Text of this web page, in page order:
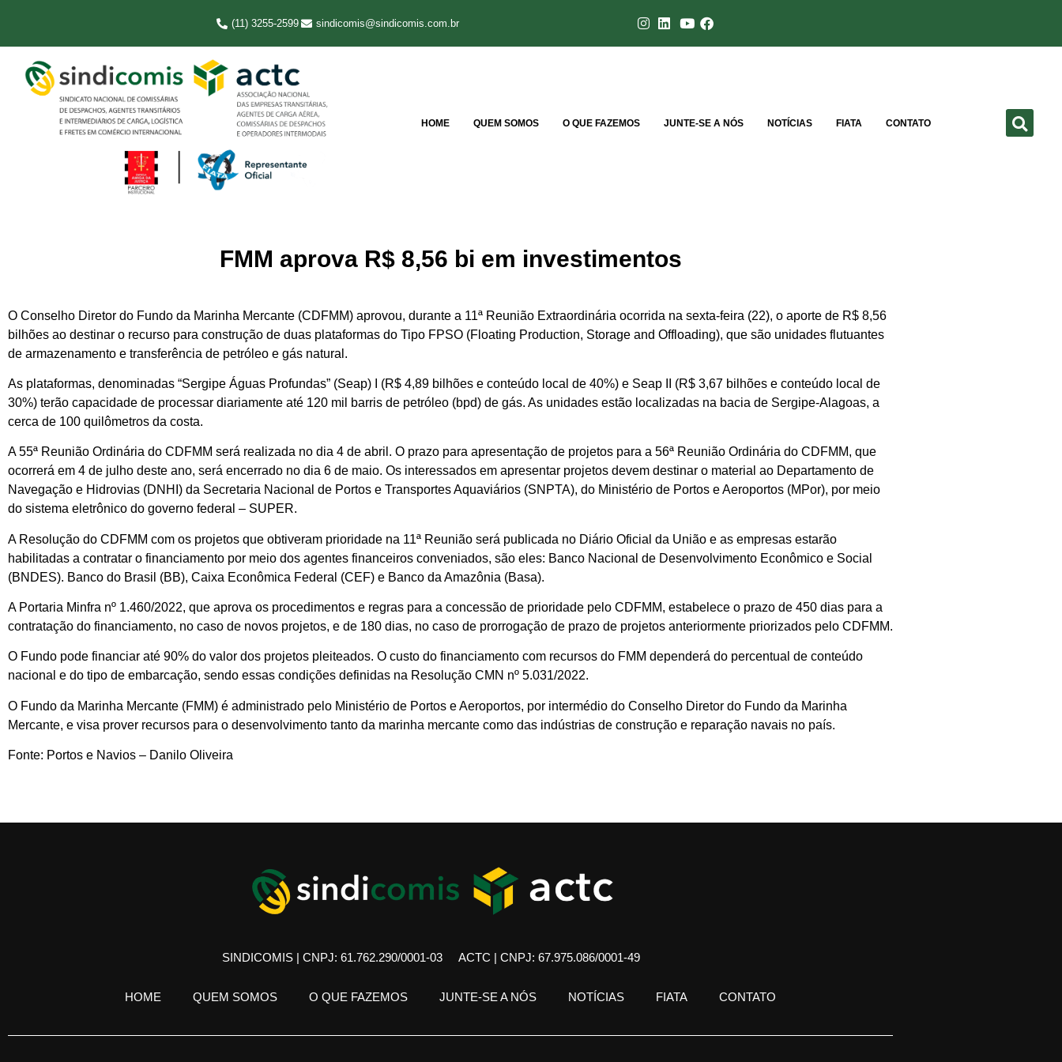
(11) 3255-2599 sindicomis@sindicomis.com.br
HOME QUEM SOMOS O QUE FAZEMOS JUNTE-SE A NÓS NOTÍCIAS FIATA CONTATO
FMM aprova R$ 8,56 bi em investimentos
O Conselho Diretor do Fundo da Marinha Mercante (CDFMM) aprovou, durante a 11ª Reunião Extraordinária ocorrida na sexta-feira (22), o aporte de R$ 8,56
bilhões ao destinar o recurso para construção de duas plataformas do Tipo FPSO (Floating Production, Storage and Offloading), que são unidades flutuantes
de armazenamento e transferência de petróleo e gás natural.
As plataformas, denominadas “Sergipe Águas Profundas” (Seap) I (R$ 4,89 bilhões e conteúdo local de 40%) e Seap II (R$ 3,67 bilhões e conteúdo local de
30%) terão capacidade de processar diariamente até 120 mil barris de petróleo (bpd) de gás. As unidades estão localizadas na bacia de Sergipe-Alagoas, a
cerca de 100 quilômetros da costa.
A 55ª Reunião Ordinária do CDFMM será realizada no dia 4 de abril. O prazo para apresentação de projetos para a 56ª Reunião Ordinária do CDFMM, que
ocorrerá em 4 de julho deste ano, será encerrado no dia 6 de maio. Os interessados em apresentar projetos devem destinar o material ao Departamento de
Navegação e Hidrovias (DNHI) da Secretaria Nacional de Portos e Transportes Aquaviários (SNPTA), do Ministério de Portos e Aeroportos (MPor), por meio
do sistema eletrônico do governo federal – SUPER.
A Resolução do CDFMM com os projetos que obtiveram prioridade na 11ª Reunião será publicada no Diário Oficial da União e as empresas estarão
habilitadas a contratar o financiamento por meio dos agentes financeiros conveniados, são eles: Banco Nacional de Desenvolvimento Econômico e Social
(BNDES). Banco do Brasil (BB), Caixa Econômica Federal (CEF) e Banco da Amazônia (Basa).
A Portaria Minfra nº 1.460/2022, que aprova os procedimentos e regras para a concessão de prioridade pelo CDFMM, estabelece o prazo de 450 dias para a
contratação do financiamento, no caso de novos projetos, e de 180 dias, no caso de prorrogação de prazo de projetos anteriormente priorizados pelo CDFMM.
O Fundo pode financiar até 90% do valor dos projetos pleiteados. O custo do financiamento com recursos do FMM dependerá do percentual de conteúdo
nacional e do tipo de embarcação, sendo essas condições definidas na Resolução CMN nº 5.031/2022.
O Fundo da Marinha Mercante (FMM) é administrado pelo Ministério de Portos e Aeroportos, por intermédio do Conselho Diretor do Fundo da Marinha
Mercante, e visa prover recursos para o desenvolvimento tanto da marinha mercante como das indústrias de construção e reparação navais no país.
Fonte: Portos e Navios – Danilo Oliveira
SINDICOMIS | CNPJ: 61.762.290/0001-03 ACTC | CNPJ: 67.975.086/0001-49
HOME QUEM SOMOS O QUE FAZEMOS JUNTE-SE A NÓS NOTÍCIAS FIATA CONTATO